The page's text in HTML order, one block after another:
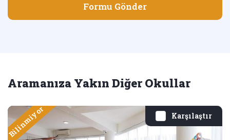
Formu Gönder
Aramanıza Yakın Diğer Okullar
Karşılaştır
Bilinmiyor